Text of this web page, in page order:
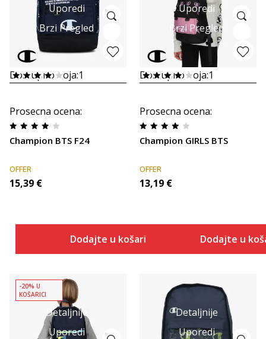
Uporedi
Brzi Pregled
Dostupno boja:1
Prosecna ocena:
Champion BTS F24
OFFER
15,39 €
Dodajte u košaricu
Uporedi
Brzi Pregled
Dostupno boja:1
Prosecna ocena:
Champion GIRLS BTS
OFFER
13,19 €
Dodajte u
Detaljnije
Uporedi
-20% U
KOŠARICI
Detaljnije
Uporedi